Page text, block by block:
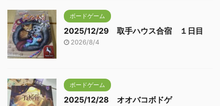
ボードゲーム
2025/12/29 取手ハウス合宿 １日目
2026/8/4
ボードゲーム
2025/12/28 オオバコボドゲ